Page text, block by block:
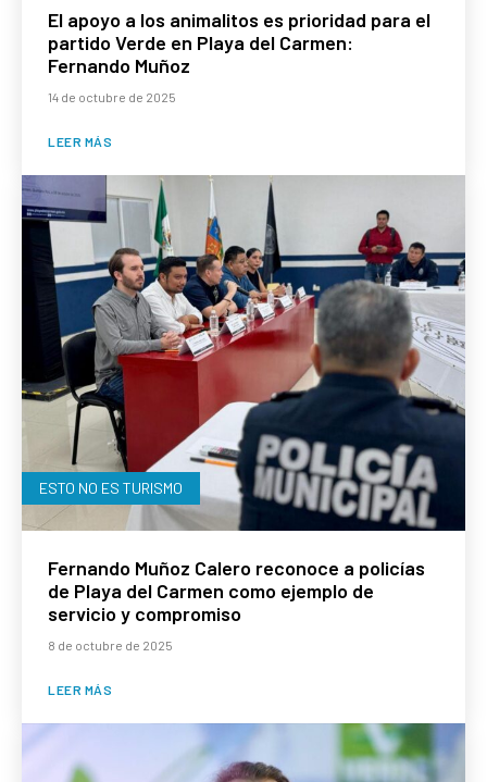
El apoyo a los animalitos es prioridad para el
partido Verde en Playa del Carmen:
Fernando Muñoz
14 de octubre de 2025
LEER MÁS
ESTO NO ES TURISMO
Fernando Muñoz Calero reconoce a policías
de Playa del Carmen como ejemplo de
servicio y compromiso
8 de octubre de 2025
LEER MÁS